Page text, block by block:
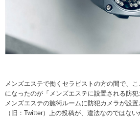
メンズエステで働くセラピストの方の間で、
になったのが「メンズエステに設置される防犯
メンズエステの施術ルームに防犯カメラが設
（旧：Twitter）上の投稿が、違法なのではな